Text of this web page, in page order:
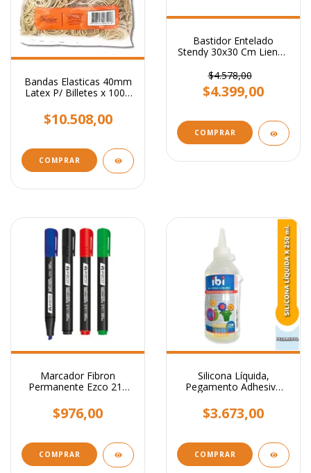
Bandas Elasticas 40mm
Latex P/ Billetes x 1000
$10.508,00
Bastidor Entelado
Stendy 30x30 Cm Lienzo
$4.578,00
$4.399,00
Marcador Fibron
Permanente Ezco 210
$976,00
COMPRAR
Silicona Líquida,
Pegamento Adhesivo
$3.673,00